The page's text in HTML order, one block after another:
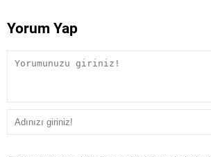
Yorum Yap